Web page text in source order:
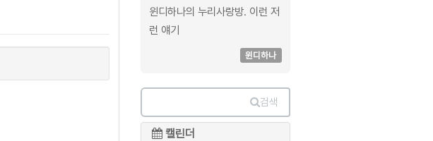
윈디하나의 누리사랑방. 이런 저
런 얘기
윈디하나
검색
캘린더